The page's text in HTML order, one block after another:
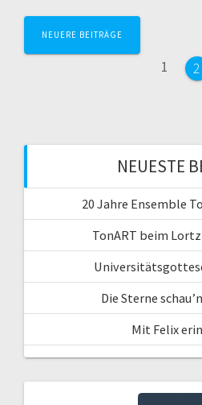
NEUERE BEITRÄGE
Seite
1 2
NEUESTE
20 Jahre Ensemble
TonART beim
Die Sterne
Mit Felix